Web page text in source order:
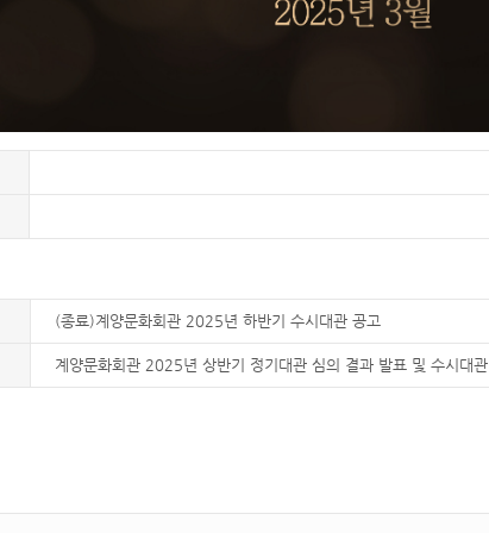
(종료)계양문화회관 2025년 하반기 수시대관 공고
계양문화회관 2025년 상반기 정기대관 심의 결과 발표 및 수시대